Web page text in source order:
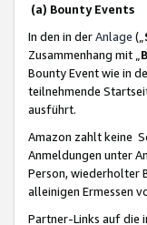
(a) Bounty Events
In den in derAnlage („
Zusammenhang mit „
Bounty Event wie in
teilnehmende
ausführt.
Amazon zahlt keine
Anmeldungen unter
Person, wiederholter
alleinigen Ermessen
Partner-Links auf die